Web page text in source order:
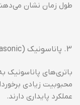
طول زمان نشان
پاناسونیک (Panasonic)
باتری‌های پاناسونیک
محبوبیت زیادی
عملکرد پایداری دارند.